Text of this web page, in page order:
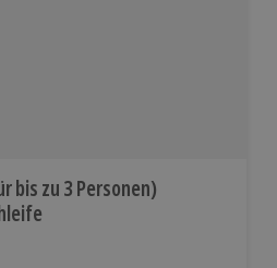
bis zu 3 Personen)